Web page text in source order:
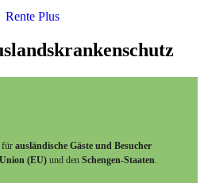
fürausländische Gäste und Besucher
(EU) und denSchengen-Staaten.